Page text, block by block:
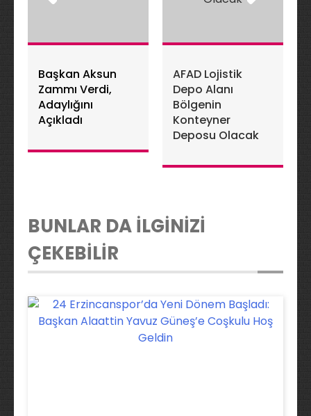
Başkan Aksun
Zammı Verdi,
Adaylığını
Açıkladı
AFAD Lojistik
Depo Alanı
Bölgenin
Konteyner
Deposu Olacak
BUNLAR DA İLGİNİZİ
ÇEKEBİLİR